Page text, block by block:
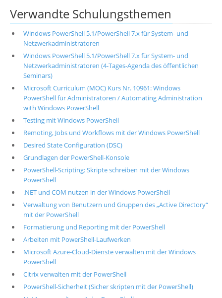
Verwandte Schulungsthemen
Windows PowerShell 5.1/PowerShell 7.x für System- und
Netzwerkadministratoren
Windows PowerShell 5.1/PowerShell 7.x für System- und
Netzwerkadministratoren (4-Tages-Agenda des öffentlichen
Seminars)
Microsoft Curriculum (MOC) Kurs Nr. 10961: Windows
PowerShell für Administratoren / Automating Administration
with Windows PowerShell
Testing mit Windows PowerShell
Remoting, Jobs und Workflows mit der Windows PowerShell
Desired State Configuration (DSC)
Grundlagen der PowerShell-Konsole
PowerShell-Scripting: Skripte schreiben mit der Windows
PowerShell
.NET und COM nutzen in der Windows PowerShell
Verwaltung von Benutzern und Gruppen des „Active Directory“
mit der PowerShell
Formatierung und Reporting mit der PowerShell
Arbeiten mit PowerShell-Laufwerken
Microsoft Azure-Cloud-Dienste verwalten mit der Windows
PowerShell
Citrix verwalten mit der PowerShell
PowerShell-Sicherheit (Sicher skripten mit der PowerShell)